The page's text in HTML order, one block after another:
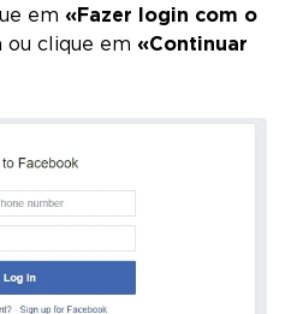
em «Fazer login com o
ou clique em «Continuar